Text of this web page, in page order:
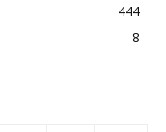
444
8